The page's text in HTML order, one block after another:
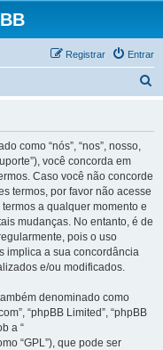
Entrar
Registrar
como “nós”, “nos”, nosso,
você concorda em
Caso você não concorde
termos, por favor não acesse
a qualquer momento e
mudanças. No entanto, é de
pois o uso
implica a sua concordância
e/ou modificados.
denominado como
“phpBB Limited”, “phpBB
a “
“GPL”), que pode ser